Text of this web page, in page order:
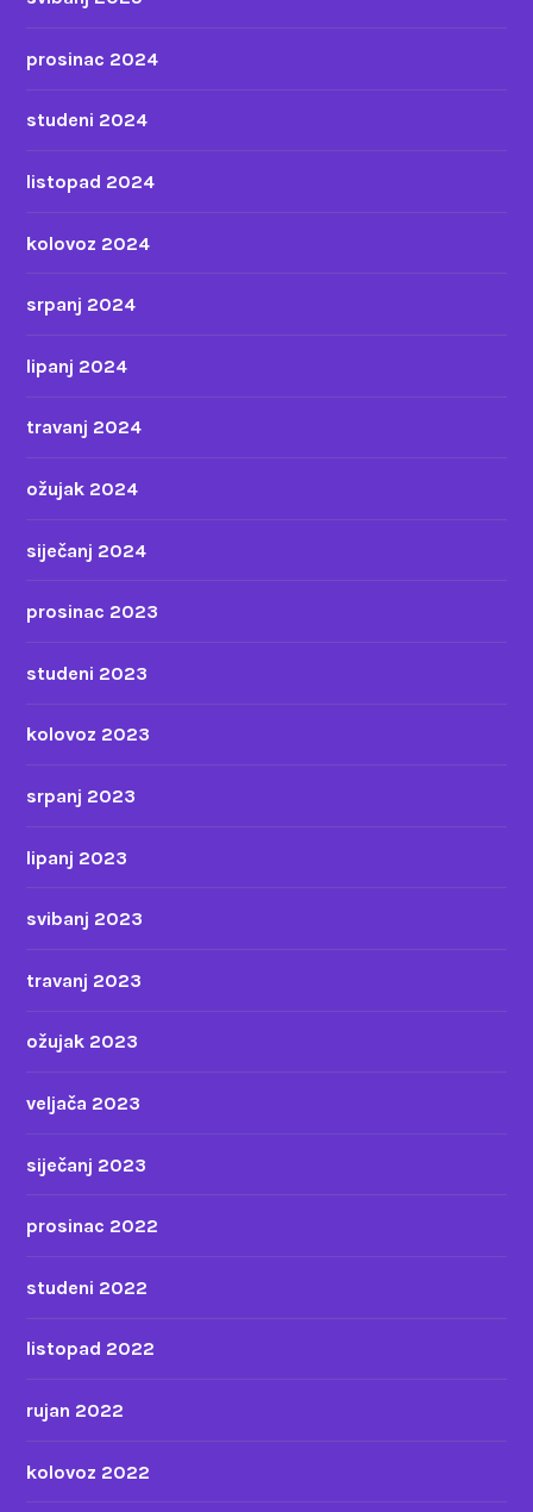
prosinac 2024
studeni 2024
listopad 2024
kolovoz 2024
srpanj 2024
lipanj 2024
travanj 2024
ožujak 2024
siječanj 2024
prosinac 2023
studeni 2023
kolovoz 2023
srpanj 2023
lipanj 2023
svibanj 2023
travanj 2023
ožujak 2023
veljača 2023
siječanj 2023
prosinac 2022
studeni 2022
listopad 2022
rujan 2022
kolovoz 2022